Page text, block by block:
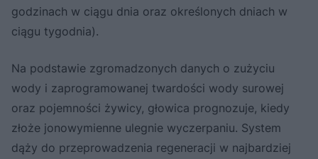
godzinach w ciągu dnia oraz określonych dniach w
ciągu tygodnia).
Na podstawie zgromadzonych danych o zużyciu
wody i zaprogramowanej twardości wody surowej
oraz pojemności żywicy, głowica prognozuje, kiedy
złoże jonowymienne ulegnie wyczerpaniu. System
dąży do przeprowadzenia regeneracji w najbardziej